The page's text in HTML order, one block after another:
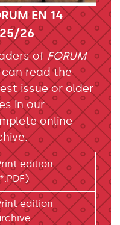
EN 14
26
of FORUM
read the
issue or older
in our
online
edition
edition